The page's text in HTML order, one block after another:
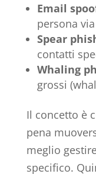
Email
persona
Spear
contatti
Whaling
grossi
Il concetto è
pena
meglio
specifico.